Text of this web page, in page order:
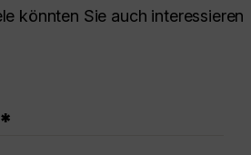
könnten Sie auch interessieren
*